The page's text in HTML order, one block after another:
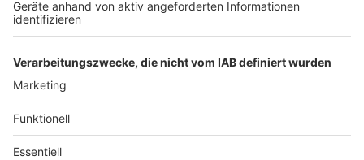
Florian Kastenmeier: Neuer Kapitän bei Fortuna
Düsseldorf
Anzeige